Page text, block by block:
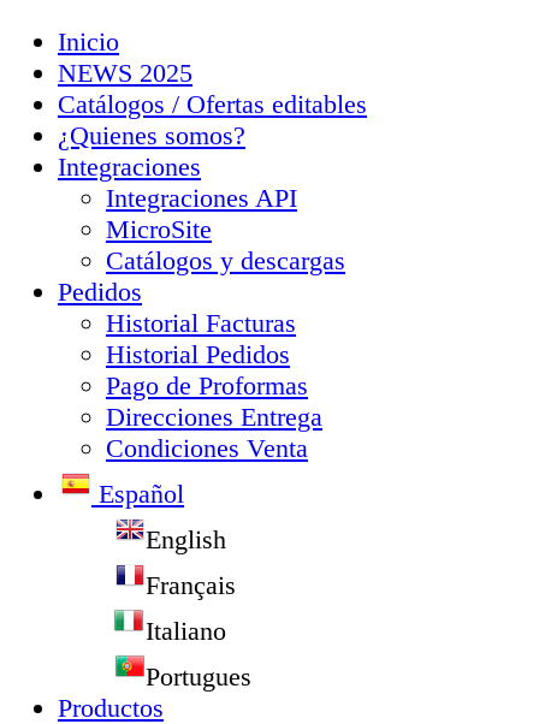
Inicio
NEWS 2025
Catálogos / Ofertas editables
¿Quienes somos?
Integraciones
Integraciones API
MicroSite
Catálogos y descargas
Pedidos
Historial Facturas
Historial Pedidos
Pago de Proformas
Direcciones Entrega
Condiciones Venta
Español
English
Français
Italiano
Portugues
Productos